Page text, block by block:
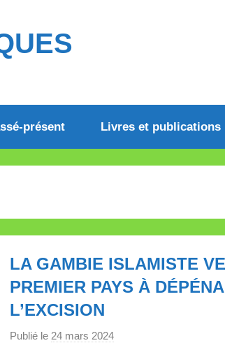
présent Livres et publications
LA GAMBIE ISLAMISTE
PREMIER PAYS À
L’EXCISION
Publié le 24 mars 2024p